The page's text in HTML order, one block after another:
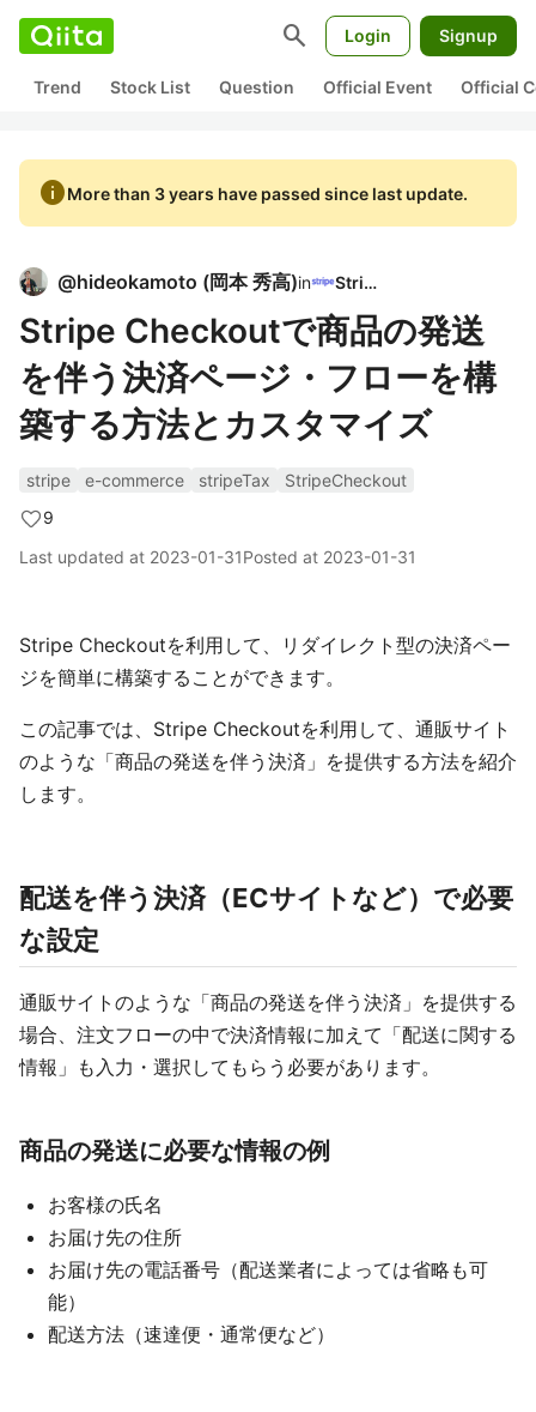
search Login Signup
Trend Stock List Question Official Event Official
infoMore than 3 years have passed since last update.
@hideokamoto (岡本 秀高)in Stripe
Stripe Checkoutで商品の発送
を伴う決済ページ・フローを構
築する方法とカスタマイズ
stripe e-commerce stripeTax
StripeCheckout
9
Last updated at 2023-01-31Posted at 2023-01-31
Stripe Checkoutを利用して、リダイレクト型の決済ペー
ジを簡単に構築することができます。
この記事では、Stripe Checkoutを利用して、通販サイト
のような「商品の発送を伴う決済」を提供する方法を紹介
します。
配送を伴う決済（ECサイトなど）で必要
な設定
通販サイトのような「商品の発送を伴う決済」を提供する
場合、注文フローの中で決済情報に加えて「配送に関する
情報」も入力・選択してもらう必要があります。
商品の発送に必要な情報の例
お客様の氏名
お届け先の住所
お届け先の電話番号（配送業者によっては省略も可
能）
配送方法（速達便・通常便など）